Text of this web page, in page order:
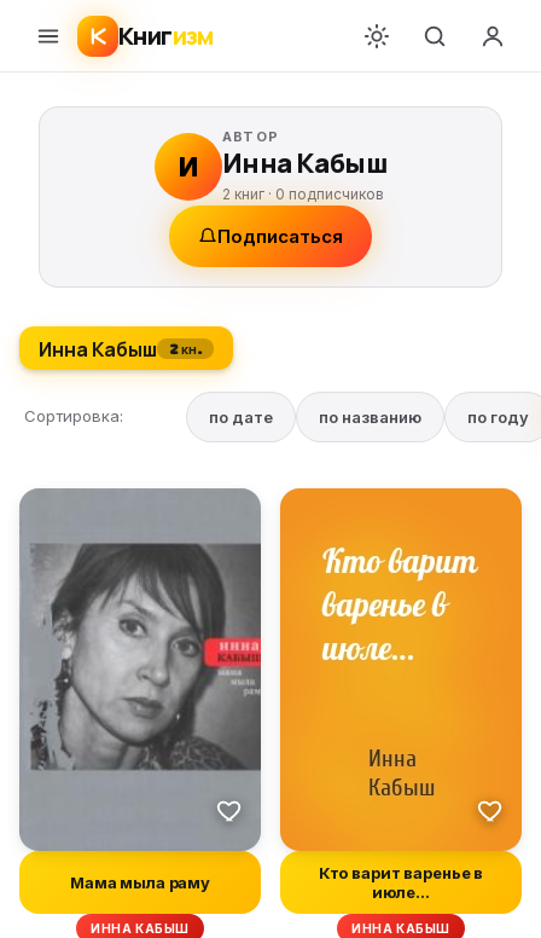
Книгизм
И
АВТОР
Инна Кабыш
2 книг · 0 подписчиков
Подписаться
Инна Кабыш 2 кн.
Сортировка: по дате по названию по году
Мама мыла раму
ИННА КАБЫШ
Кто варит варенье в
июле…
ИННА КАБЫШ